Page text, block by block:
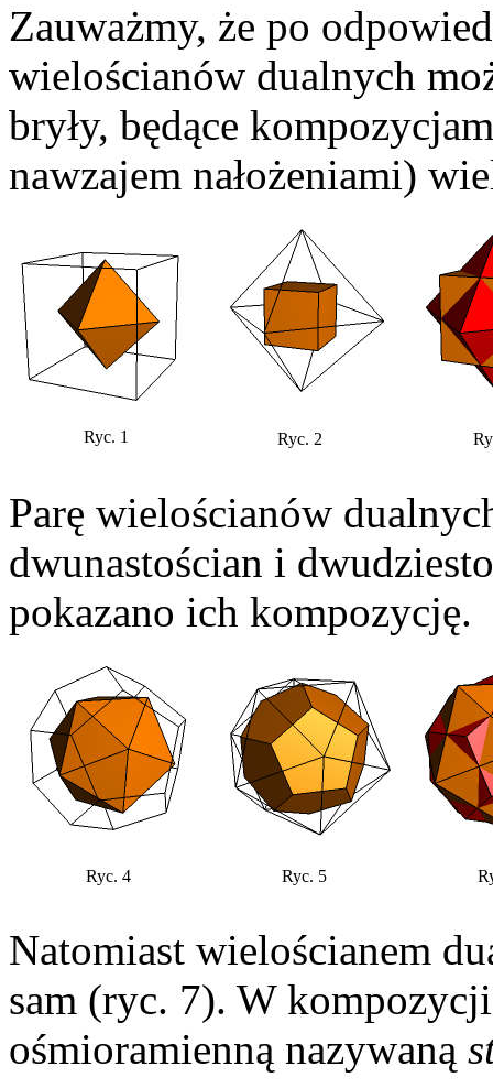
Zauważmy, że po
wielościanów dualnych
bryły, będące
nawzajem nałożeniami)
Ryc. 1 Ryc. 2
Parę wielościanów
dwunastościan i
pokazano ich kompozycję.
Ryc. 4 Ryc. 5
Natomiast wielościanem
sam (ryc. 7). W
ośmioramienną nazywaną